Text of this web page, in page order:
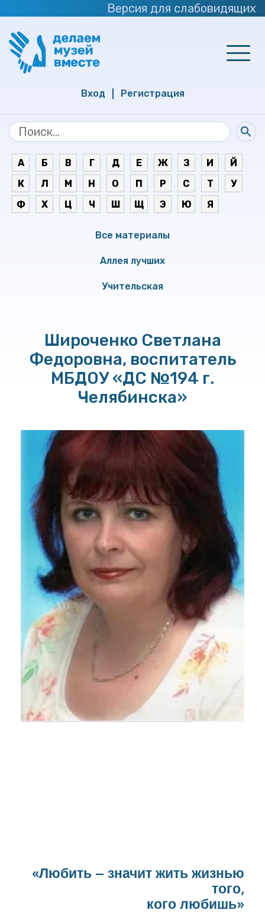
Версия для слабовидящих
Вход Регистрация
А Б В Г Д Е Ж З И
Й
К
Л М Н О П Р С Т
У
Ф
Х Ц Ч Ш Щ Э Ю Я
Все материалы
Аллея лучших
Учительская
Широченко Светлана
Федоровна, воспитатель
МБДОУ «ДС №194 г.
Челябинска»
«Любить – значит жить жизнью
того,
кого любишь»